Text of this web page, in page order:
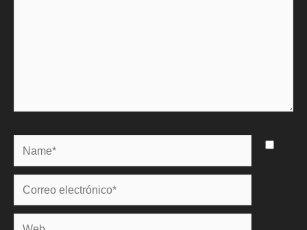
Name*
Correo
electrónico*
Web